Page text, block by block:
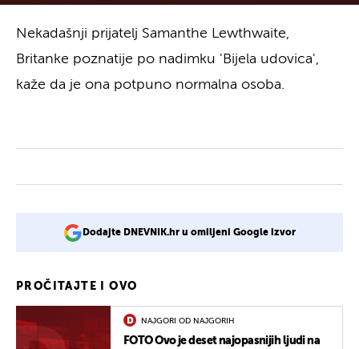
Nekadašnji prijatelj Samanthe Lewthwaite,
Britanke poznatije po nadimku 'Bijela udovica',
kaže da je ona potpuno normalna osoba.
Dodajte DNEVNIK.hr u omiljeni Google izvor
PROČITAJTE I OVO
NAJGORI OD NAJGORIH
FOTO Ovo je deset najopasnijih ljudi na